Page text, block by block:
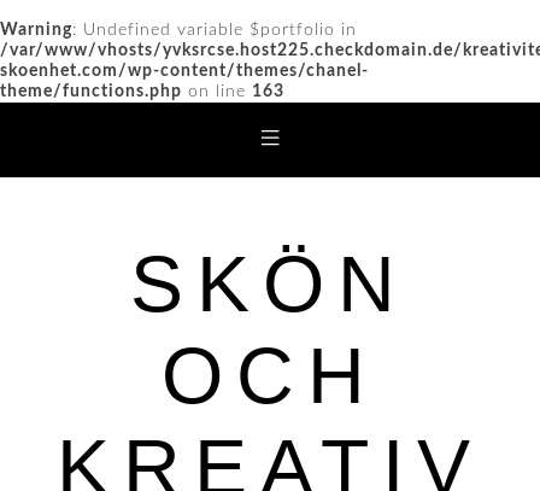
Warning: Undefined variable $portfolio in
/var/www/vhosts/yvksrcse.host225.checkdomain.de/
skoenhet.com/wp-content/themes/chanel-
theme/functions.php on line 163
SKÖN
OCH
KREATIV